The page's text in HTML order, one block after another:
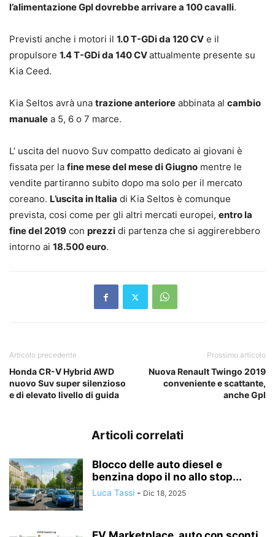
l’alimentazione Gpl dovrebbe arrivare a 100 cavalli.
Previsti anche i motori il 1.0 T-GDi da 120 CV e il
propulsore 1.4 T-GDi da 140 CVattualmente presente su
Kia Ceed.
Kia Seltos avrà una trazione anteriore abbinata al cambio
manuale a 5, 6 o 7 marce.
L’ uscita del nuovo Suv compatto dedicato ai giovani è
fissata per la fine mese del mese di Giugno mentre le
vendite partiranno subito dopo ma solo per il mercato
coreano. L’uscita in Italia di Kia Seltos è comunque
prevista, cosi come per gli altri mercati europei, entro la
fine del 2019 con prezzi di partenza che si aggirerebbero
intorno ai 18.500 euro.
Articolo precedente
Honda CR-V Hybrid AWD
nuovo Suv super silenzioso
e di elevato livello di guida
Prossimo articolo
Nuova Renault Twingo 2019
conveniente e scattante,
anche Gpl
Articoli correlati
Blocco delle auto diesel e
benzina dopo il no allo stop...
Luca Tassi - Dic 18, 2025